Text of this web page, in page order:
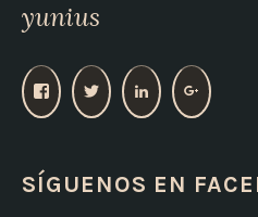
yunius
V
p
e
V
e
V
e
V
SÍGUENOS EN